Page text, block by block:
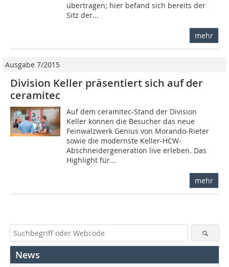
übertragen; hier befand sich bereits der
Sitz der...
mehr
Ausgabe 7/2015
Division Keller präsentiert sich auf der
ceramitec
Auf dem ceramitec-Stand der Division
Keller können die ­Besucher das neue
Feinwalzwerk Genius von Morando-Rieter
sowie die modernste Keller-HCW-
Abschneidergeneration live erleben. Das
Highlight für...
mehr
News